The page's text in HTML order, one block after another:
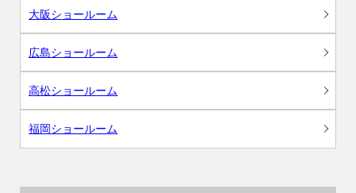
大阪ショールーム
広島ショールーム
高松ショールーム
福岡ショールーム